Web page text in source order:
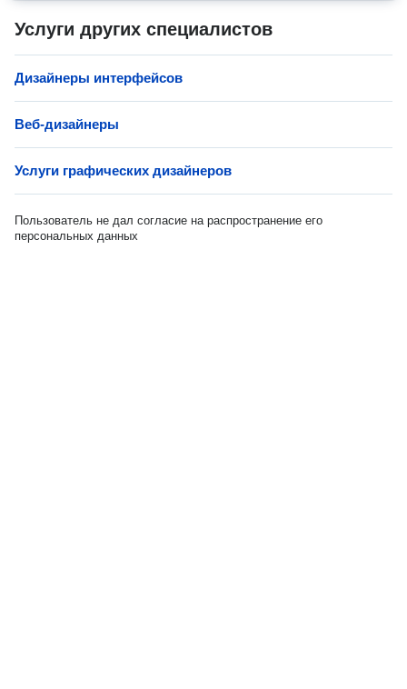
Услуги других специалистов
Дизайнеры интерфейсов
Веб-дизайнеры
Услуги графических дизайнеров
Пользователь не дал согласие на распространение его
персональных данных